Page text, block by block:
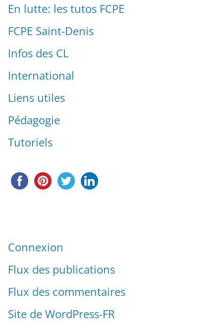
En lutte: les tutos FCPE
FCPE Saint-Denis
Infos des CL
International
Liens utiles
Pédagogie
Tutoriels
Connexion
Flux des publications
Flux des commentaires
Site de WordPress-FR